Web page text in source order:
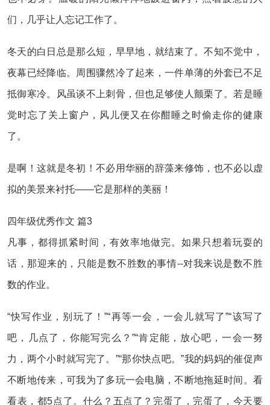
们，几乎让人忘记工作了。
冬天的白日总是那么短，早早地，就结束了。不知不觉中，
夜幕已经降临。周围骤然冷了起来，一件单薄的外套已不足
抵御寒冷。风虽谈不上刺骨，但也足够使人颤栗了。若是睡
觉时忘了关上窗户，风儿便又在你酣睡之时偷走你的健康
了。
是啊！这就是冬初！不必用华丽的辞藻来修饰，也不必以虚
拟的美景来衬托——它是那样的美丽！
四年级优秀作文 篇3
凡事，都得抓紧时间，有效率地做完。如果只想着玩耍的
话，那迎来的，只能是数不胜数的事情--对我来说是数不胜
数的作业。
“快写作业，别玩了！”“再等一会，一会儿就写了”“该写了
吧，几点了，你能写完么？”“肯定能，放心吧，一会一努
力，两个小时就写完了。”“那你快点吧。”我的妈妈的催促声
不断地传来，可我为了多玩一会电脑，不断地拖延时间。看
看表，都5点了。什么？五点了？完蛋了，完蛋了，今天要